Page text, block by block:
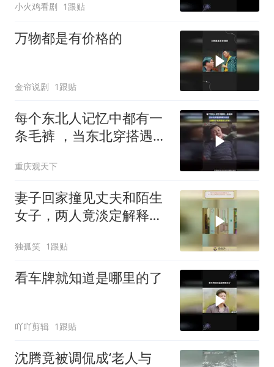
小火鸡看剧 1跟贴
万物都是有价格的
金帘说剧 1跟贴
每个东北人记忆中都有一
条毛裤 ，当东北穿搭遇到
重庆观天下
妻子回家撞见丈夫和陌生
女子，两人竟淡定解释这
独孤笑 1跟贴
看车牌就知道是哪里的了
吖吖剪辑 1跟贴
沈腾竟被调侃成‘老人与